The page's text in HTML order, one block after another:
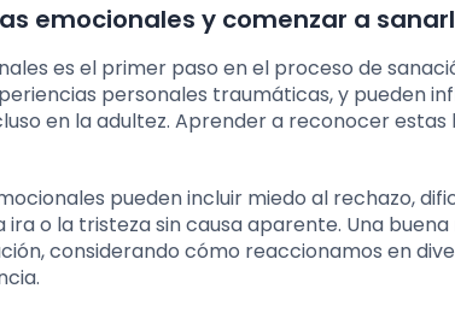
emocionales y comenzar a
es el primer paso en el proceso de
personales traumáticas, y pueden
en la adultez. Aprender a reconocer estas
pueden incluir miedo al rechazo,
o la tristeza sin causa aparente. Una
considerando cómo reaccionamos en